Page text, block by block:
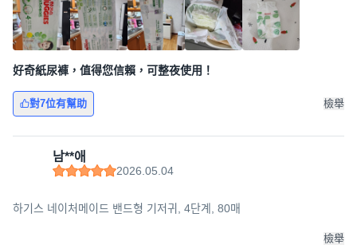
好奇紙尿褲，值得您信賴，可整夜使用！
對7位有幫助 檢舉
남**애
2026.05.04
하기스 네이처메이드 밴드형 기저귀, 4단계, 80매
檢舉